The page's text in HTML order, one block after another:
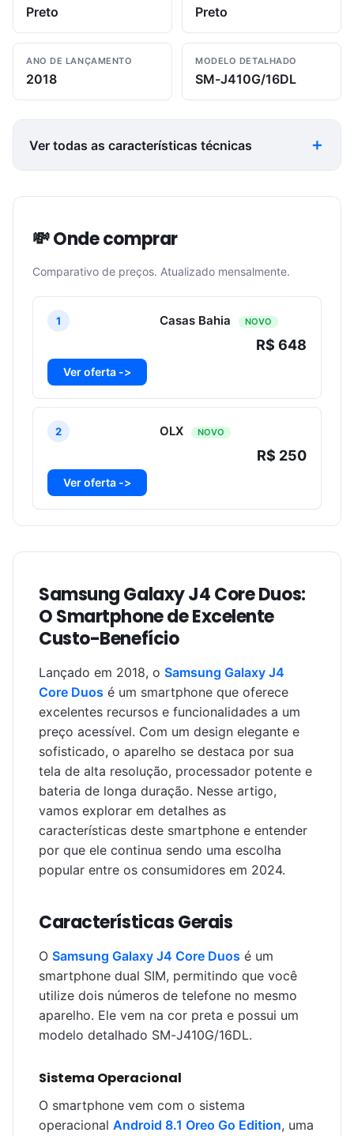
Preto Preto
ANO DE LANÇAMENTO
2018
MODELO DETALHADO
SM-J410G/16DL
Ver todas as características técnicas
💸 Onde comprar
Comparativo de preços. Atualizado mensalmente.
1 Casas Bahia NOVO
R$ 648
Ver oferta ->
2 OLX NOVO
R$ 250
Ver oferta ->
Samsung Galaxy J4 Core Duos:
O Smartphone de Excelente
Custo-Benefício
Lançado em 2018, o Samsung Galaxy J4
Core Duos é um smartphone que oferece
excelentes recursos e funcionalidades a um
preço acessível. Com um design elegante e
sofisticado, o aparelho se destaca por sua
tela de alta resolução, processador potente e
bateria de longa duração. Nesse artigo,
vamos explorar em detalhes as
características deste smartphone e entender
por que ele continua sendo uma escolha
popular entre os consumidores em 2024.
Características Gerais
O Samsung Galaxy J4 Core Duos é um
smartphone dual SIM, permitindo que você
utilize dois números de telefone no mesmo
aparelho. Ele vem na cor preta e possui um
modelo detalhado SM-J410G/16DL.
Sistema Operacional
O smartphone vem com o sistema
operacional Android 8.1 Oreo Go Edition, uma